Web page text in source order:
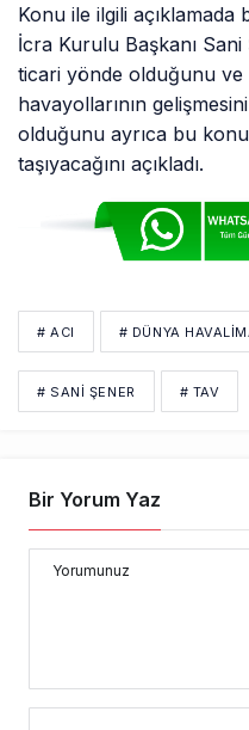
Konu ile ilgili açıklamada
İcra Kurulu Başkanı
ticari yönde olduğunu
havayollarının
olduğunu ayrıca bu
taşıyacağını açıkladı.
# ACI # DÜNYA
# SANİ ŞENER # TAV
Bir Yorum Yaz
Yorumunuz